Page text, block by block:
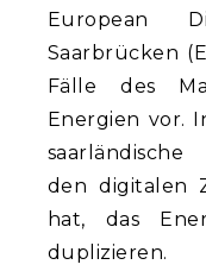
European
Saarbrücken
Fälle des
Energien vor.
saarländische
den digitalen
hat, das